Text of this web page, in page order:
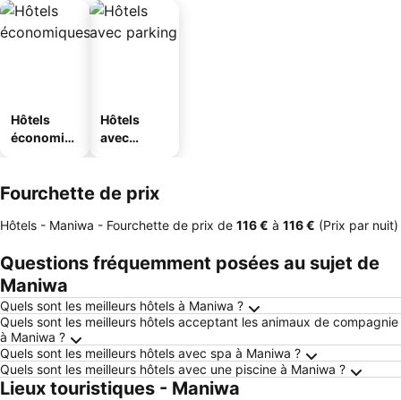
Hôtels
économiq
Hôtels
avec
Fourchette de prix
Hôtels - Maniwa - Fourchette de prix de ‎116 € à ‎116 € (Prix par nuit)
Questions fréquemment posées au sujet de
Maniwa
Quels sont les meilleurs hôtels à Maniwa ?
Quels sont les meilleurs hôtels acceptant les animaux de compagnie
à Maniwa ?
Quels sont les meilleurs hôtels avec spa à Maniwa ?
Quels sont les meilleurs hôtels avec une piscine à Maniwa ?
Lieux touristiques - Maniwa